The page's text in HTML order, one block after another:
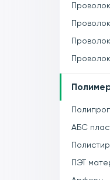
АБС
ПЭТ